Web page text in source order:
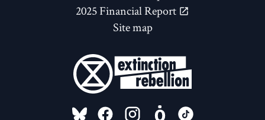
2025 Financial Report
Site map
FOLLOW US ON